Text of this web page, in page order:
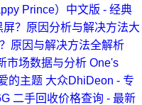
Prince）中文版 - 经典
？原因分析与解决方法大
原因与解决方法全解析
市场数据与分析 One's
的主题 大众DhiDeon - 专
二手回收价格查询 - 最新